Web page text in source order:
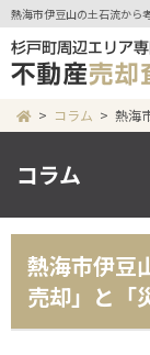
熱海市伊豆山の土石流から
コラム 熱海
コラム
熱海市伊豆
売却」と「